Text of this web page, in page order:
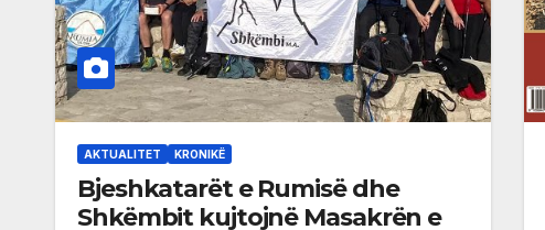
AKTUALITET KRONIKË
Bjeshkatarët e Rumisë dhe
Shkëmbit kujtojnë Masakrën e